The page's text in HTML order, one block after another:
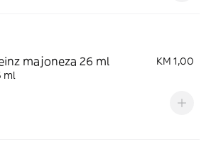
majoneza 26 ml
KM 1,00
ml